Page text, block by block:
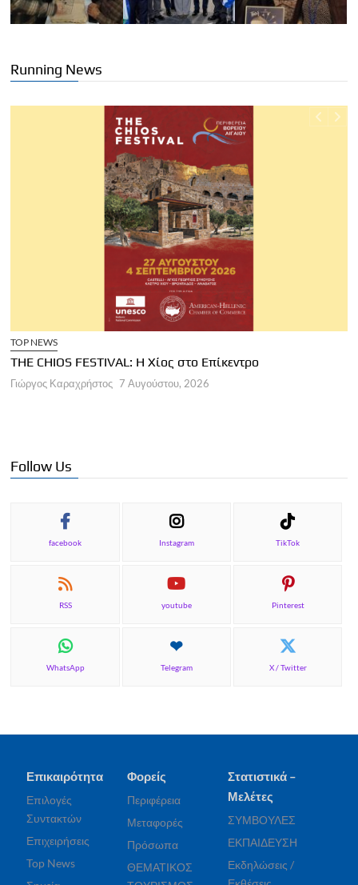
Running News
Η Χίος στο Επίκεντρο
7 Αυγούστου, 2026
ΑΡΘΡΑ
Follow Us
facebook Instagram TikTok
RSS youtube Pinterest
WhatsApp Telegram X / Twitter
Επικαιρότητα
Επιλογές
Συντακτών
Επιχειρήσεις
Top News
Φορείς
Περιφέρεια
Μεταφορές
Πρόσωπα
ΘΕΜΑΤΙΚΟΣ
Στατιστικά –
Μελέτες
ΣΥΜΒΟΥΛΕΣ
ΕΚΠΑΙΔΕΥΣΗ
Εκδηλώσεις /